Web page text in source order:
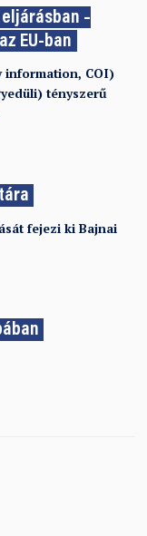
–
EU-ban
information, COI)
tényszerű
fejezi ki Bajnai